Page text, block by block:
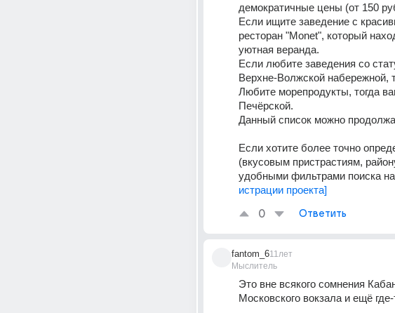
демократичные цены (от 150
Если ищите заведение с
ресторан "Monet", который
уютная веранда.
Если любите заведения со
Верхне-Волжской набережной,
Любите морепродукты, тогда
Печёрской.
Данный список можно
Если хотите более точно
(вкусовым пристрастиям,
удобными фильтрами поиска
истрации проекта]
0 Ответить
fantom_6
Мыслитель
11лет
Это вне всякого сомнения
Московского вокзала и ещё где-